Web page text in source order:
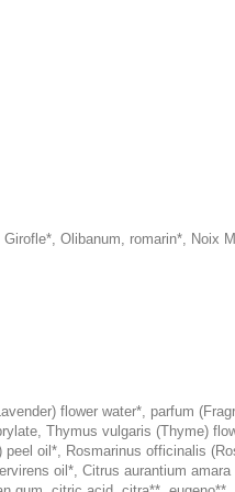
Olibanum, romarin*, Noix
flower water*, parfum
Thymus vulgaris (Thyme)
oil*, Rosmarinus officinalis
oil*, Citrus aurantium amara